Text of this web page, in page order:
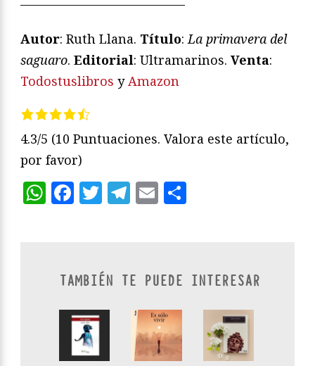
—————————————
Autor: Ruth Llana. Título:La primavera del
saguaro. Editorial: Ultramarinos. Venta:
Todostuslibros yAmazon
4.3/5 (10 Puntuaciones. Valora este artículo,
por favor)
WhatsApp
Facebook
Twitter
Telegram
Email
TAMBIÉN TE PUEDE INTERESAR